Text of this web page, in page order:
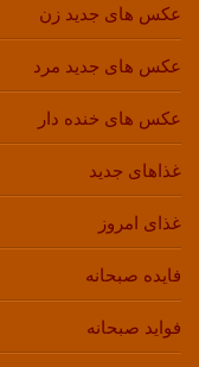
عکس های جدید زن
عکس های جدید مرد
عکس های خنده دار
غذاهای جدید
غذای امروز
فایده صبحانه
فواید صبحانه